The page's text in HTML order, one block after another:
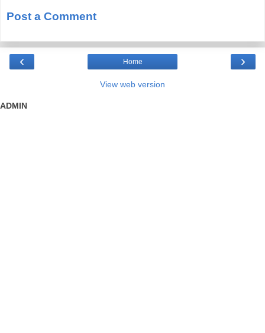
Post a Comment
‹ ›
Home
View web version
ADMIN